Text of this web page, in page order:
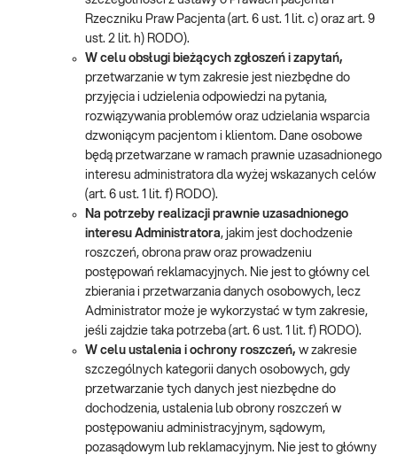
Rzeczniku Praw Pacjenta (art. 6 ust. 1 lit. c) oraz art. 9
ust. 2 lit. h) RODO).
W celu obsługi bieżących zgłoszeń i zapytań,
przetwarzanie w tym zakresie jest niezbędne do
przyjęcia i udzielenia odpowiedzi na pytania,
rozwiązywania problemów oraz udzielania wsparcia
dzwoniącym pacjentom i klientom. Dane osobowe
będą przetwarzane w ramach prawnie uzasadnionego
interesu administratora dla wyżej wskazanych celów
(art. 6 ust. 1 lit. f) RODO).
Na potrzeby realizacji prawnie uzasadnionego
interesu Administratora, jakim jest dochodzenie
roszczeń, obrona praw oraz prowadzeniu
postępowań reklamacyjnych. Nie jest to główny cel
zbierania i przetwarzania danych osobowych, lecz
Administrator może je wykorzystać w tym zakresie,
jeśli zajdzie taka potrzeba (art. 6 ust. 1 lit. f) RODO).
W celu ustalenia i ochrony roszczeń, w zakresie
szczególnych kategorii danych osobowych, gdy
przetwarzanie tych danych jest niezbędne do
dochodzenia, ustalenia lub obrony roszczeń w
postępowaniu administracyjnym, sądowym,
pozasądowym lub reklamacyjnym. Nie jest to główny